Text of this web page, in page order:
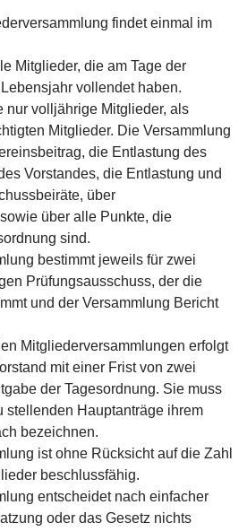
findet einmal im
Mitglieder, die am Tage der
vollendet haben.
nur volljährige Mitglieder, als
Mitglieder. Die Versammlung
die Entlastung des
Vorstandes, die Entlastung und
über
über alle Punkte, die
sind.
bestimmt jeweils für zwei
Prüfungsausschuss, der die
und der Versammlung Bericht
Mitgliederversammlungen erfolgt
mit einer Frist von zwei
der Tagesordnung. Sie muss
stellenden Hauptanträge ihrem
bezeichnen.
ist ohne Rücksicht auf die Zahl
beschlussfähig.
entscheidet nach einfacher
oder das Gesetz nichts